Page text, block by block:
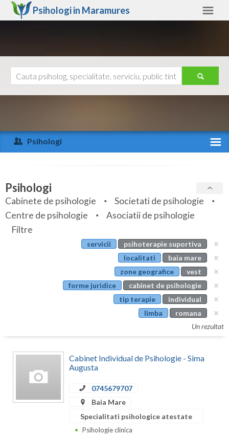
Psihologi in Maramures
Arad
Arges
Bihor
Bistrita-Nasaud
Botosani
Calarasi
Constanta
Ajutor
Psihologi
Specialitati
Servicii
Articole
Psihologi
Cabinete de psihologie
Societati de psihologie
Centre de psihologie
Asociatii de psihologie
Filtre
servicii
psihoterapie suportiva
localitati
baia mare
zone geografice
vest
forme juridice
cabinet de psihologie
tip terapie
individual
limba
romana
Un rezultat
Cabinet Individual de Psihologie - Sima
Augusta
0745679707
Baia Mare
Specialitati psihologice atestate
Psihologie clinica